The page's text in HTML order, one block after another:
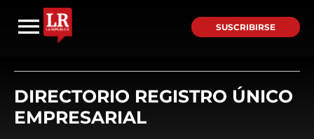
SUSCRIBIRSE
DIRECTORIO REGISTRO ÚNICO
EMPRESARIAL